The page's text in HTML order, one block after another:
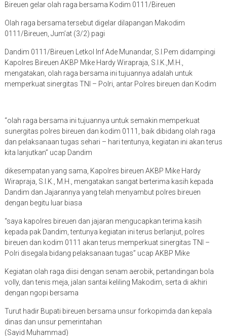
Bireuen gelar olah raga bersama Kodim 0111/Bireuen
Olah raga bersama tersebut digelar dilapangan Makodim
0111/Bireuen, Jum’at (3/2) pagi
Dandim 0111/Bireuen Letkol Inf Ade Munandar, S.I.Pem didampingi
Kapolres Bireuen AKBP Mike Hardy Wirapraja, S.I.K.,M.H.,
mengatakan, olah raga bersama ini tujuannya adalah untuk
memperkuat sinergitas TNI – Polri, antar Polres bireuen dan Kodim
“olah raga bersama ini tujuannya untuk semakin memperkuat
sunergitas polres bireuen dan kodim 0111, baik dibidang olah raga
dan pelaksanaan tugas sehari – hari tentunya, kegiatan ini akan terus
kita lanjutkan” ucap Dandim
dikesempatan yang sama, Kapolres bireuen AKBP Mike Hardy
Wirapraja, S.I.K., M.H., mengatakan sangat berterima kasih kepada
Dandim dan Jajarannya yang telah menyambut polres bireuen
dengan begitu luar biasa
“saya kapolres bireuen dan jajaran mengucapkan terima kasih
kepada pak Dandim, tentunya kegiatan ini terus berlanjut, polres
bireuen dan kodim 0111 akan terus memperkuat sinergitas TNI –
Polri disegala bidang pelaksanaan tugas” ucap AKBP Mike
Kegiatan olah raga diisi dengan senam aerobik, pertandingan bola
volly, dan tenis meja, jalan santai keliling Makodim, serta di akhiri
dengan ngopi bersama
Turut hadir Bupati bireuen bersama unsur forkopimda dan kepala
dinas dan unsur pemerintahan
(Sayid Muhammad)